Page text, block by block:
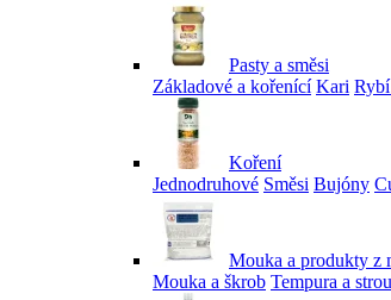
Pasty a směsi
Základové a kořenící Kari
Koření
Jednodruhové Směsi Bujóny
Mouka a produkty z
Mouka a škrob Tempura a